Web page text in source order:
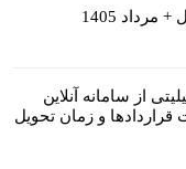
1405
از سامانه آنلاین
قراردادها و زمان تحویل